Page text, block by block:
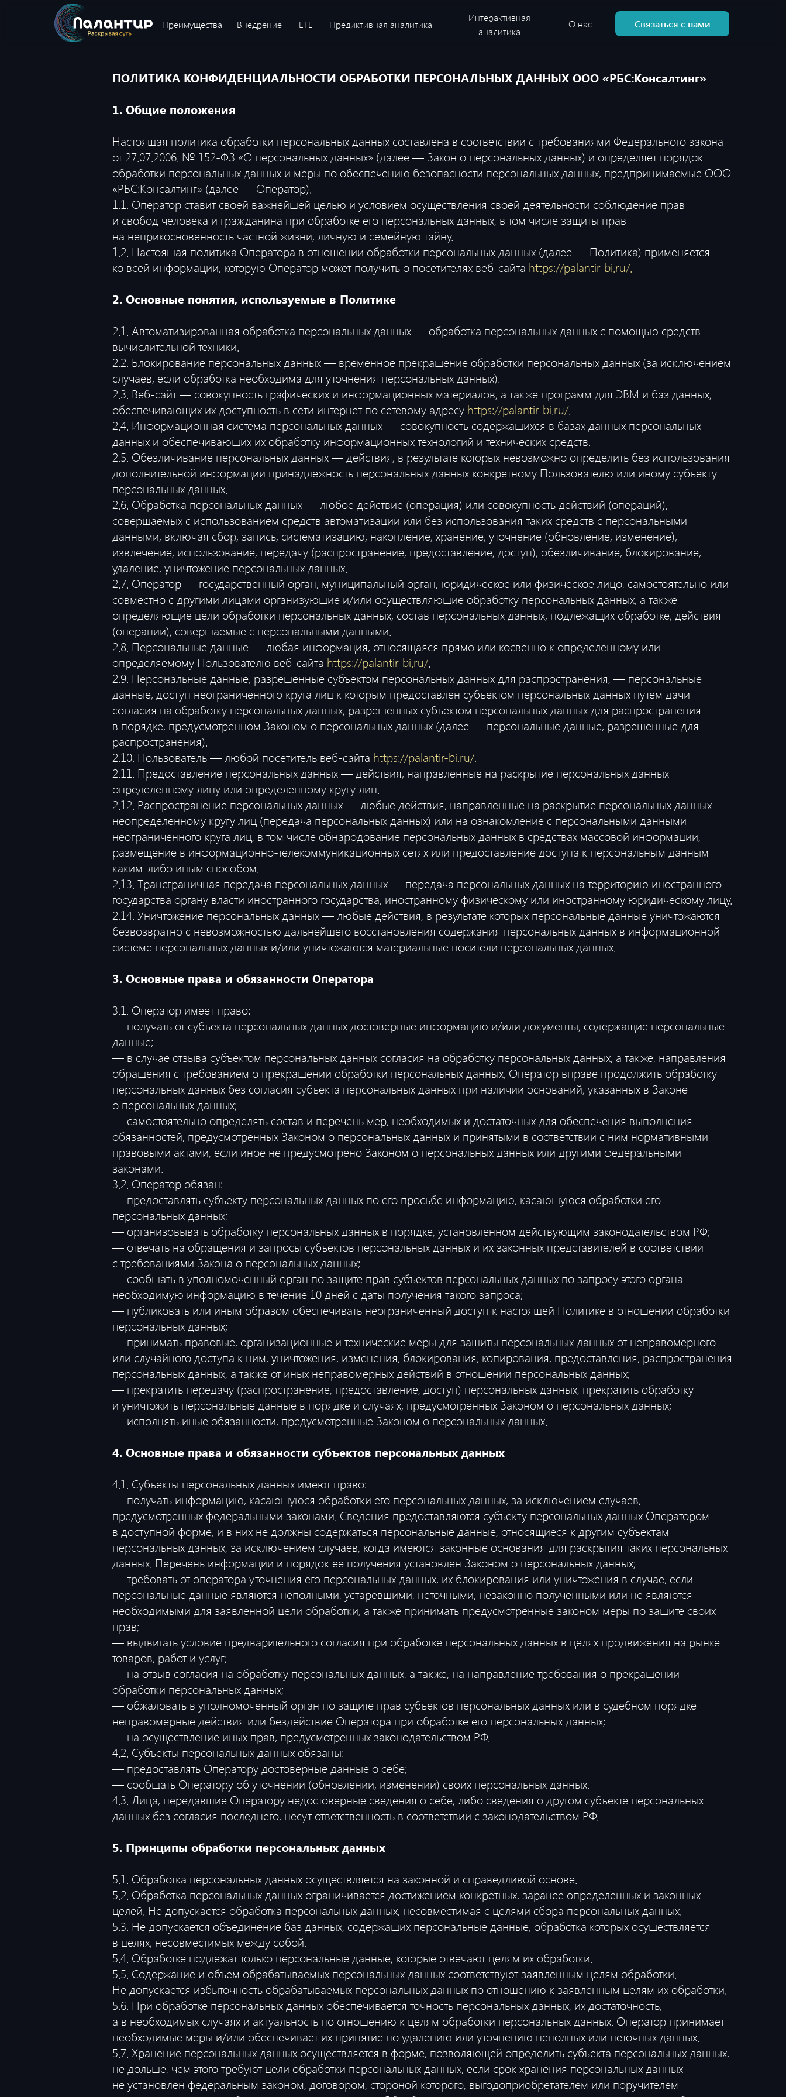
Связаться с нами
Преимущества ETL
Внедрение Предиктивная аналитика
Интерактивная
аналитика
О нас
ПОЛИТИКА КОНФИДЕНЦИАЛЬНОСТИ ОБРАБОТКИ ПЕРСОНАЛЬНЫХ ДАННЫХ ООО «РБС:Консалтинг»
1. Общие положения
Настоящая политика обработки персональных данных составлена в соответствии с требованиями Федерального закона
от 27.07.2006. № 152-ФЗ «О персональных данных» (далее — Закон о персональных данных) и определяет порядок
обработки персональных данных и меры по обеспечению безопасности персональных данных, предпринимаемые ООО
«РБС:Консалтинг» (далее — Оператор).
1.1. Оператор ставит своей важнейшей целью и условием осуществления своей деятельности соблюдение прав
и свобод человека и гражданина при обработке его персональных данных, в том числе защиты прав
на неприкосновенность частной жизни, личную и семейную тайну.
1.2. Настоящая политика Оператора в отношении обработки персональных данных (далее — Политика) применяется
ко всей информации, которую Оператор может получить о посетителях веб-сайта https://palantir-bi.ru/.
2. Основные понятия, используемые в Политике
2.1. Автоматизированная обработка персональных данных — обработка персональных данных с помощью средств
вычислительной техники.
2.2. Блокирование персональных данных — временное прекращение обработки персональных данных (за исключением
случаев, если обработка необходима для уточнения персональных данных).
2.3. Веб-сайт — совокупность графических и информационных материалов, а также программ для ЭВМ и баз данных,
обеспечивающих их доступность в сети интернет по сетевому адресу https://palantir-bi.ru/.
2.4. Информационная система персональных данных — совокупность содержащихся в базах данных персональных
данных и обеспечивающих их обработку информационных технологий и технических средств.
2.5. Обезличивание персональных данных — действия, в результате которых невозможно определить без использования
дополнительной информации принадлежность персональных данных конкретному Пользователю или иному субъекту
персональных данных.
2.6. Обработка персональных данных — любое действие (операция) или совокупность действий (операций),
совершаемых с использованием средств автоматизации или без использования таких средств с персональными
данными, включая сбор, запись, систематизацию, накопление, хранение, уточнение (обновление, изменение),
извлечение, использование, передачу (распространение, предоставление, доступ), обезличивание, блокирование,
удаление, уничтожение персональных данных.
2.7. Оператор — государственный орган, муниципальный орган, юридическое или физическое лицо, самостоятельно или
совместно с другими лицами организующие и/или осуществляющие обработку персональных данных, а также
определяющие цели обработки персональных данных, состав персональных данных, подлежащих обработке, действия
(операции), совершаемые с персональными данными.
2.8. Персональные данные — любая информация, относящаяся прямо или косвенно к определенному или
определяемому Пользователю веб-сайта https://palantir-bi.ru/.
2.9. Персональные данные, разрешенные субъектом персональных данных для распространения, — персональные
данные, доступ неограниченного круга лиц к которым предоставлен субъектом персональных данных путем дачи
согласия на обработку персональных данных, разрешенных субъектом персональных данных для распространения
в порядке, предусмотренном Законом о персональных данных (далее — персональные данные, разрешенные для
распространения).
2.10. Пользователь — любой посетитель веб-сайта https://palantir-bi.ru/.
2.11. Предоставление персональных данных — действия, направленные на раскрытие персональных данных
определенному лицу или определенному кругу лиц.
2.12. Распространение персональных данных — любые действия, направленные на раскрытие персональных данных
неопределенному кругу лиц (передача персональных данных) или на ознакомление с персональными данными
неограниченного круга лиц, в том числе обнародование персональных данных в средствах массовой информации,
размещение в информационно-телекоммуникационных сетях или предоставление доступа к персональным данным
каким-либо иным способом.
2.13. Трансграничная передача персональных данных — передача персональных данных на территорию иностранного
государства органу власти иностранного государства, иностранному физическому или иностранному юридическому лицу.
2.14. Уничтожение персональных данных — любые действия, в результате которых персональные данные уничтожаются
безвозвратно с невозможностью дальнейшего восстановления содержания персональных данных в информационной
системе персональных данных и/или уничтожаются материальные носители персональных данных.
3. Основные права и обязанности Оператора
3.1. Оператор имеет право:
— получать от субъекта персональных данных достоверные информацию и/или документы, содержащие персональные
данные;
— в случае отзыва субъектом персональных данных согласия на обработку персональных данных, а также, направления
обращения с требованием о прекращении обработки персональных данных, Оператор вправе продолжить обработку
персональных данных без согласия субъекта персональных данных при наличии оснований, указанных в Законе
о персональных данных;
— самостоятельно определять состав и перечень мер, необходимых и достаточных для обеспечения выполнения
обязанностей, предусмотренных Законом о персональных данных и принятыми в соответствии с ним нормативными
правовыми актами, если иное не предусмотрено Законом о персональных данных или другими федеральными
законами.
3.2. Оператор обязан:
— предоставлять субъекту персональных данных по его просьбе информацию, касающуюся обработки его
персональных данных;
— организовывать обработку персональных данных в порядке, установленном действующим законодательством РФ;
— отвечать на обращения и запросы субъектов персональных данных и их законных представителей в соответствии
с требованиями Закона о персональных данных;
— сообщать в уполномоченный орган по защите прав субъектов персональных данных по запросу этого органа
необходимую информацию в течение 10 дней с даты получения такого запроса;
— публиковать или иным образом обеспечивать неограниченный доступ к настоящей Политике в отношении обработки
персональных данных;
— принимать правовые, организационные и технические меры для защиты персональных данных от неправомерного
или случайного доступа к ним, уничтожения, изменения, блокирования, копирования, предоставления, распространения
персональных данных, а также от иных неправомерных действий в отношении персональных данных;
— прекратить передачу (распространение, предоставление, доступ) персональных данных, прекратить обработку
и уничтожить персональные данные в порядке и случаях, предусмотренных Законом о персональных данных;
— исполнять иные обязанности, предусмотренные Законом о персональных данных.
4. Основные права и обязанности субъектов персональных данных
4.1. Субъекты персональных данных имеют право:
— получать информацию, касающуюся обработки его персональных данных, за исключением случаев,
предусмотренных федеральными законами. Сведения предоставляются субъекту персональных данных Оператором
в доступной форме, и в них не должны содержаться персональные данные, относящиеся к другим субъектам
персональных данных, за исключением случаев, когда имеются законные основания для раскрытия таких персональных
данных. Перечень информации и порядок ее получения установлен Законом о персональных данных;
— требовать от оператора уточнения его персональных данных, их блокирования или уничтожения в случае, если
персональные данные являются неполными, устаревшими, неточными, незаконно полученными или не являются
необходимыми для заявленной цели обработки, а также принимать предусмотренные законом меры по защите своих
прав;
— выдвигать условие предварительного согласия при обработке персональных данных в целях продвижения на рынке
товаров, работ и услуг;
— на отзыв согласия на обработку персональных данных, а также, на направление требования о прекращении
обработки персональных данных;
— обжаловать в уполномоченный орган по защите прав субъектов персональных данных или в судебном порядке
неправомерные действия или бездействие Оператора при обработке его персональных данных;
— на осуществление иных прав, предусмотренных законодательством РФ.
4.2. Субъекты персональных данных обязаны:
— предоставлять Оператору достоверные данные о себе;
— сообщать Оператору об уточнении (обновлении, изменении) своих персональных данных.
4.3. Лица, передавшие Оператору недостоверные сведения о себе, либо сведения о другом субъекте персональных
данных без согласия последнего, несут ответственность в соответствии с законодательством РФ.
5. Принципы обработки персональных данных
5.1. Обработка персональных данных осуществляется на законной и справедливой основе.
5.2. Обработка персональных данных ограничивается достижением конкретных, заранее определенных и законных
целей. Не допускается обработка персональных данных, несовместимая с целями сбора персональных данных.
5.3. Не допускается объединение баз данных, содержащих персональные данные, обработка которых осуществляется
в целях, несовместимых между собой.
5.4. Обработке подлежат только персональные данные, которые отвечают целям их обработки.
5.5. Содержание и объем обрабатываемых персональных данных соответствуют заявленным целям обработки.
Не допускается избыточность обрабатываемых персональных данных по отношению к заявленным целям их обработки.
5.6. При обработке персональных данных обеспечивается точность персональных данных, их достаточность,
а в необходимых случаях и актуальность по отношению к целям обработки персональных данных. Оператор принимает
необходимые меры и/или обеспечивает их принятие по удалению или уточнению неполных или неточных данных.
5.7. Хранение персональных данных осуществляется в форме, позволяющей определить субъекта персональных данных,
не дольше, чем этого требуют цели обработки персональных данных, если срок хранения персональных данных
не установлен федеральным законом, договором, стороной которого, выгодоприобретателем или поручителем